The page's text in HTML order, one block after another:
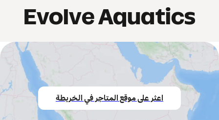
Evolve Aquatics
اعثر على موقع المتاجر في الخريطة